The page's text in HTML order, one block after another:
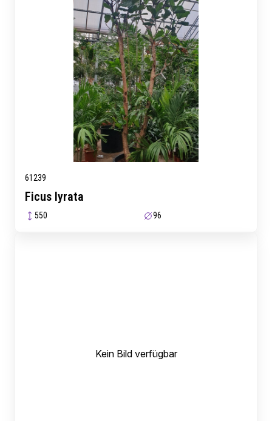
61239
Ficus lyrata
550 96
Kein Bild verfügbar